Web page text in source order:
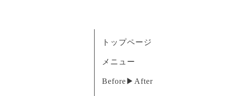
トップページ
メニュー
Before▶︎After